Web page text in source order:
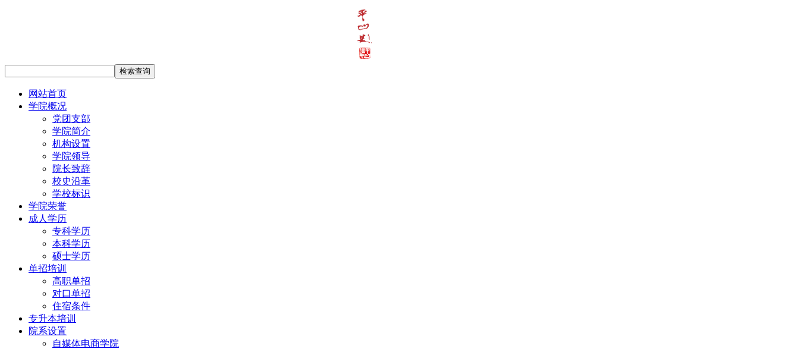
网站首页
学院概况
党团支部
学院简介
机构设置
学院领导
院长致辞
校史沿革
学校标识
学院荣誉
成人学历
专科学历
本科学历
硕士学历
单招培训
高职单招
对口单招
住宿条件
专升本培训
院系设置
自媒体电商学院